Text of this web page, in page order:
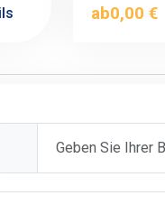
ab0,00 €